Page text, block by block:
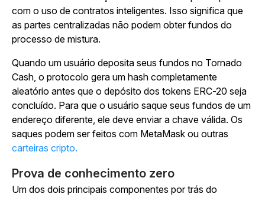
com o uso de contratos inteligentes. Isso significa que
as partes centralizadas não podem obter fundos do
processo de mistura.
Quando um usuário deposita seus fundos no Tornado
Cash, o protocolo gera um hash completamente
aleatório antes que o depósito dos tokens ERC-20 seja
concluído. Para que o usuário saque seus fundos de um
endereço diferente, ele deve enviar a chave válida. Os
saques podem ser feitos com MetaMask ou outras
carteiras cripto.
Prova de conhecimento zero
Um dos dois principais componentes por trás do